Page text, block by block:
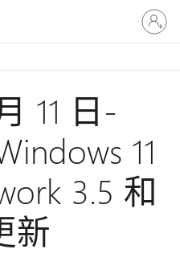
请
登
录
11 日-
11
3.5 和
新